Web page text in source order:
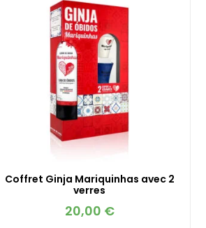
Coffret Ginja Mariquinhas avec 2
verres
20,00 €